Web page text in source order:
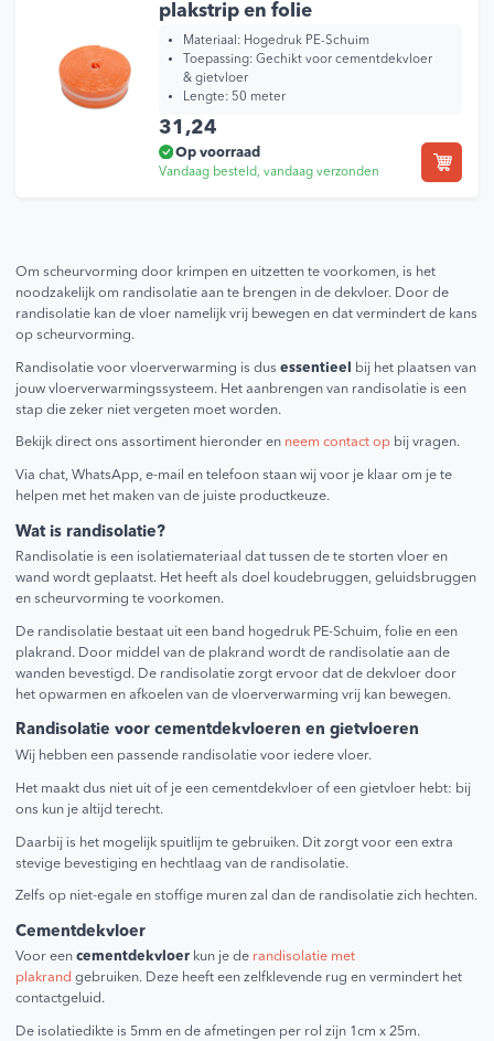
plakstrip en folie
Materiaal: Hogedruk PE-Schuim
Toepassing: Gechikt voor cementdekvloer
& gietvloer
Lengte: 50 meter
31,24
Op voorraad
Vandaag besteld, vandaag verzonden
Om scheurvorming door krimpen en uitzetten te voorkomen, is het
noodzakelijk om randisolatie aan te brengen in de dekvloer. Door de
randisolatie kan de vloer namelijk vrij bewegen en dat vermindert de kans
op scheurvorming.
Randisolatie voor vloerverwarming is dusessentieel
bij het plaatsen van
jouw vloerverwarmingssysteem. Het aanbrengen van randisolatie is een
stap die zeker niet vergeten moet worden.
Bekijk direct ons assortiment hieronder en neem contact op bij vragen.
Via chat, WhatsApp, e-mail en telefoon staan wij voor je klaar om je te
helpen met het maken van de juiste productkeuze.
Wat is randisolatie?
Randisolatie is een isolatiemateriaal dat tussen de te storten vloer en
wand wordt geplaatst. Het heeft als doel koudebruggen, geluidsbruggen
en scheurvorming te voorkomen.
De randisolatie bestaat uit een band hogedruk PE-Schuim, folie en een
plakrand. Door middel van de plakrand wordt de randisolatie aan de
wanden bevestigd. De randisolatie zorgt ervoor dat de dekvloer door
het opwarmen en afkoelen van de vloerverwarming vrij kan bewegen.
Randisolatie voor cementdekvloeren en gietvloeren
Wij hebben een passende randisolatie voor iedere vloer.
Het maakt dus niet uit of je een cementdekvloer of een gietvloer hebt: bij
ons kun je altijd terecht.
Daarbij is het mogelijk spuitlijm te gebruiken. Dit zorgt voor een extra
stevige bevestiging en hechtlaag van de randisolatie.
Zelfs op niet-egale en stoffige muren zal dan de randisolatie zich hechten.
Cementdekvloer
Voor eencementdekvloer kun je de randisolatie met
plakrand gebruiken. Deze heeft een zelfklevende rug en vermindert het
contactgeluid.
De isolatiedikte is 5mm en de afmetingen per rol zijn 1cm x 25m.